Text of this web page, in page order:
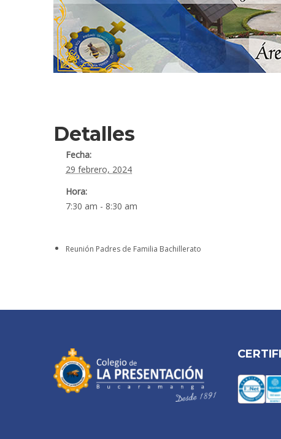
Detalles
Fecha:
29 febrero, 2024
Hora:
7:30 am - 8:30 am
Reunión Padres de Familia Bachillerato